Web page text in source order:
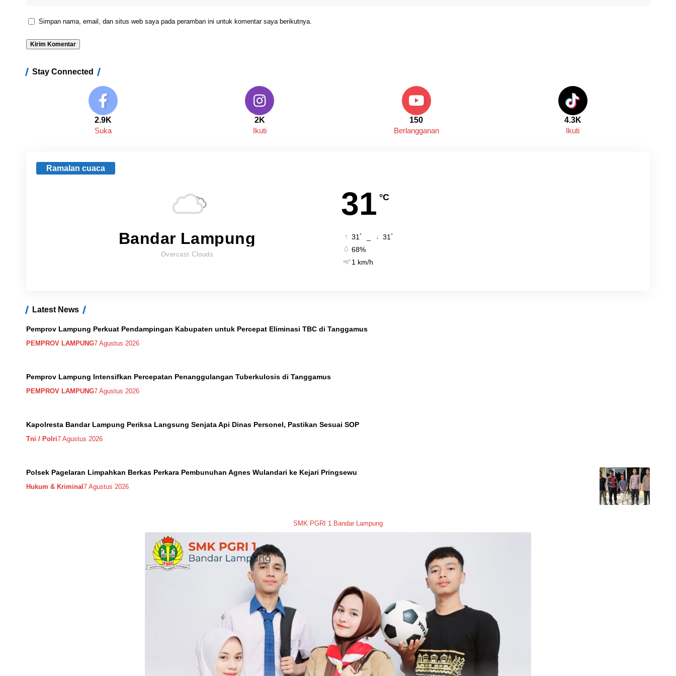
Simpan nama, email, dan situs web saya pada peramban ini untuk komentar saya berikutnya.
Stay Connected
2.9K
Suka
2K
Ikuti
150
Berlangganan
4.3K
Ikuti
Ramalan cuaca
31 °C
Bandar Lampung
Overcast Clouds
31 ° 31 °
68%
1 km/h
Latest News
Pemprov Lampung Perkuat Pendampingan Kabupaten untuk Percepat Eliminasi TBC di Tanggamus
PEMPROV LAMPUNG7 Agustus 2026
Pemprov Lampung Intensifkan Percepatan Penanggulangan Tuberkulosis di Tanggamus
PEMPROV LAMPUNG7 Agustus 2026
Kapolresta Bandar Lampung Periksa Langsung Senjata Api Dinas Personel, Pastikan Sesuai SOP
Tni / Polri7 Agustus 2026
Polsek Pagelaran Limpahkan Berkas Perkara Pembunuhan Agnes Wulandari ke Kejari Pringsewu
Hukum & Kriminal 7 Agustus 2026
SMK PGRI 1.Bandar Lampung